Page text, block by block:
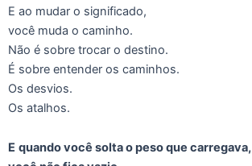
E ao mudar o significado,
você muda o caminho.
Não é sobre trocar o destino.
É sobre entender os caminhos.
Os desvios.
Os atalhos.
E quando você solta o peso que carregava,